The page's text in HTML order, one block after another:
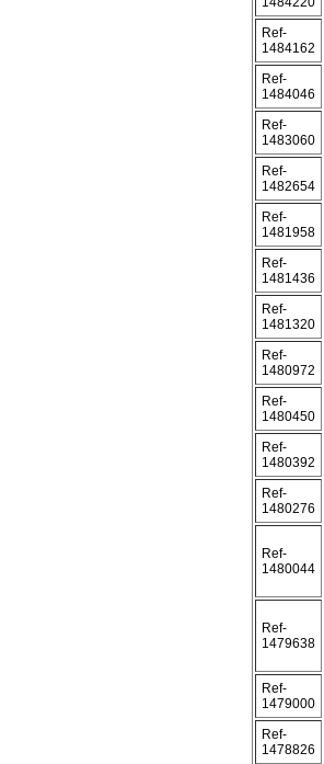
Ref-
1484162
Ref-
1484046
Ref-
1483060
Ref-
1482654
Ref-
1481958
Ref-
1481436
Ref-
1481320
Ref-
1480972
Ref-
1480450
Ref-
1480392
Ref-
1480276
Ref-
1480044
Ref-
1479638
Ref-
1479000
Ref-
1478826